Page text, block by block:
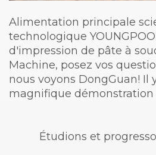
Alimentation principale
technologique
d'impression de pâte à
Machine, posez vos
nous voyons DongGuan! Il
magnifique démonstration
Étudions et